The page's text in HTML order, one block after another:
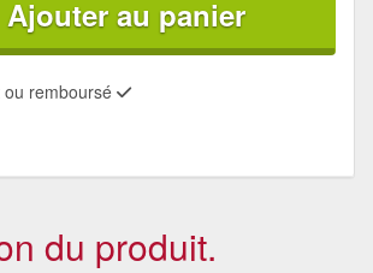
Ajouter au panier
remboursé
du produit.